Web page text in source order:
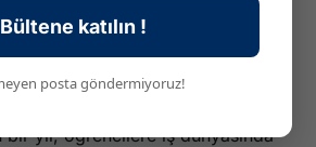
Gelecekteki meslek deneyimi
ve yenilikçi çözümler üretme
yıl, öğrencilere iş dünyasında
Bültene katılın !
posta göndermiyoruz!